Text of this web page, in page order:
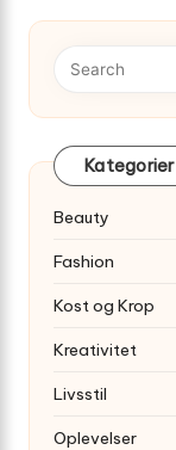
Kategorier
Beauty
Fashion
Kost og Krop
Kreativitet
Livsstil
Oplevelser